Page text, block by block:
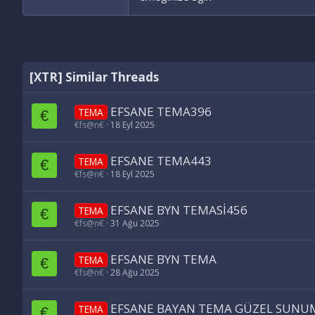
[XTR] Similar Threads
€ TEMA EFSANE TEMA396
€fs@n€ 18 Eyl 2025
€ TEMA EFSANE TEMA443
€fs@n€ 18 Eyl 2025
€ TEMA EFSANE BYN TEMASİ456
€fs@n€ 31 Ağu 2025
€ TEMA EFSANE BYN TEMA
€fs@n€ 28 Ağu 2025
TEMA EFSANE BAYAN TEMA GÜZEL